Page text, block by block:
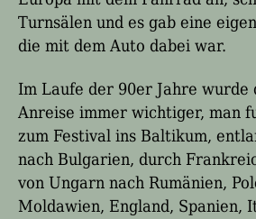
Turnsälen und es gab eine
die mit dem Auto dabei war.
Im Laufe der 90er Jahre wurde
Anreise immer wichtiger, man
zum Festival ins Baltikum,
nach Bulgarien, durch
von Ungarn nach Rumänien,
Moldawien, England, Spanien,